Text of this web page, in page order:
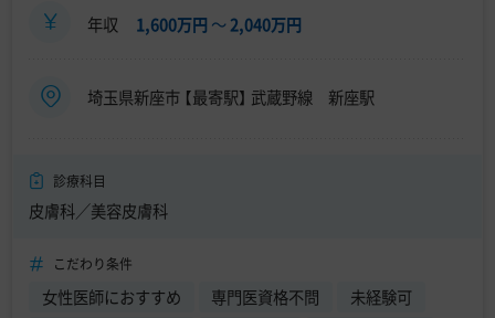
年収 1,600万円 〜2,040万円
埼玉県新座市 【最寄駅】 武蔵野線 新座駅
診療科目
皮膚科／美容皮膚科
こだわり条件
女性医師におすすめ 専門医資格不問
未経験可